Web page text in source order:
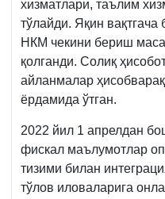
хизматлари, таълим
тўлайди. Яқин
НКМ чекини бериш
қолганди. Солиқ
айланмалар
ёрдамида ўтган.
2022 йил 1 апрелдан
фискал маълумотлар
тизими билан
тўлов иловаларига